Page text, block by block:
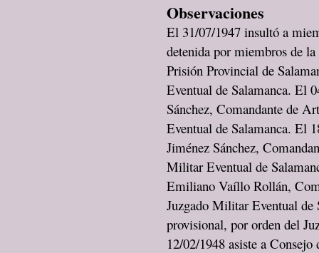
Observaciones
El 31/07/1947 insultó a
detenida por miembros de
Prisión Provincial de
Eventual de Salamanca. El
Sánchez, Comandante de
Eventual de Salamanca. El
Jiménez Sánchez,
Militar Eventual de
Emiliano Vaíllo Rollán,
Juzgado Militar Eventual de
provisional, por orden del
12/02/1948 asiste a